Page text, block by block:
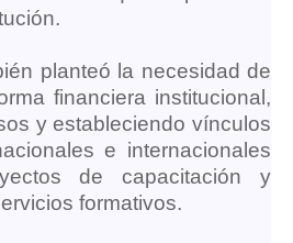
planteó la necesidad de
financiera institucional,
y estableciendo vínculos
e internacionales
de capacitación y
formativos.